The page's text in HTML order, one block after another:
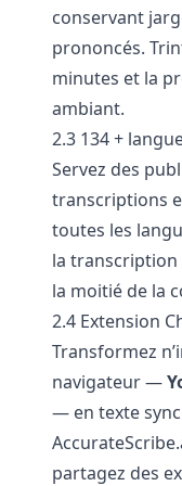
conservant
prononcés.
minutes et la
ambiant.
2.3 134 +
Servez des
transcriptions
toutes les
la
la moitié de la
2.4 Extension
Transformez
navigateur —
— en texte
partagez des